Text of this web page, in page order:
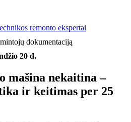
remonto ekspertai
dokumentaciją
20 d.
mašina nekaitina –
ir keitimas per 25